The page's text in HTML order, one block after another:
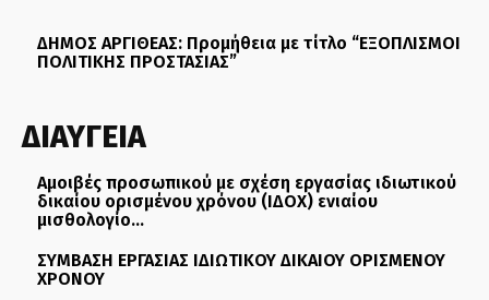
ΔΗΜΟΣ ΑΡΓΙΘΕΑΣ: Προμήθεια με τίτλο “ΕΞΟΠΛΙΣΜΟΙ
ΠΟΛΙΤΙΚΗΣ ΠΡΟΣΤΑΣΙΑΣ”
ΔΙΑΥΓΕΙΑ
Αμοιβές προσωπικού με σχέση εργασίας ιδιωτικού
δικαίου ορισμένου χρόνου (ΙΔΟΧ) ενιαίου
μισθολογίο...
ΣΥΜΒΑΣΗ ΕΡΓΑΣΙΑΣ ΙΔΙΩΤΙΚΟΥ ΔΙΚΑΙΟΥ ΟΡΙΣΜΕΝΟΥ
ΧΡΟΝΟΥ